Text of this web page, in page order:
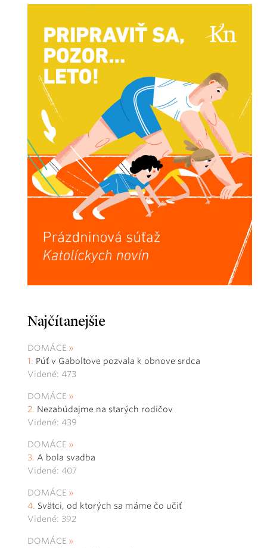
Najčítanejšie
DOMÁCE
Púť v Gaboltove pozvala k obnove srdca
Videné: 473
DOMÁCE
Nezabúdajme na starých rodičov
Videné: 439
DOMÁCE
A bola svadba
Videné: 407
DOMÁCE
Svätci, od ktorých sa máme čo učiť
Videné: 392
DOMÁCE